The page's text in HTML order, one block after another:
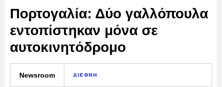
Πορτογαλία: Δύο γαλλόπουλα
εντοπίστηκαν μόνα σε
αυτοκινητόδρομο
Newsroom ΔΙΕΘΝΗ